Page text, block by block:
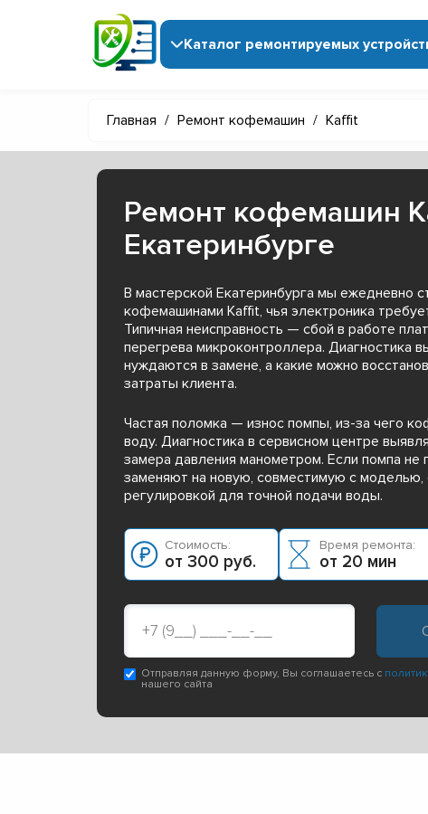
Каталог ремонтируемых
Главная / Ремонт кофемашин / Kaffit
Ремонт кофемашин
Екатеринбурге
В мастерской Екатеринбурга мы ежедневно
кофемашинами Kaffit, чья электроника
Типичная неисправность — сбой в работе
перегрева микроконтроллера. Диагностика
нуждаются в замене, а какие можно
затраты клиента.
Частая поломка — износ помпы, из-за чего
воду. Диагностика в сервисном центре
замера давления манометром. Если помпа не
заменяют на новую, совместимую с
регулировкой для точной подачи воды.
Стоимость:
от 300 руб.
Время ремонта:
от 20 мин
Отправляя данную форму, Вы соглашаетесь с
нашего сайта